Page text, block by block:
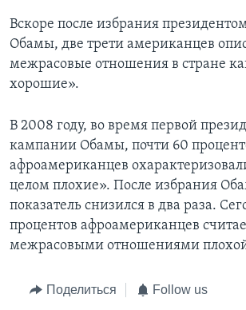
Вскоре после избрания
Обамы, две трети американцев
межрасовые отношения в стране
хорошие».
В 2008 году, во время первой
кампании Обамы, почти 60
афроамериканцев
целом плохие». После избрания
показатель снизился в два раза.
процентов афроамериканцев
межрасовыми отношениями
Поделиться Follow us